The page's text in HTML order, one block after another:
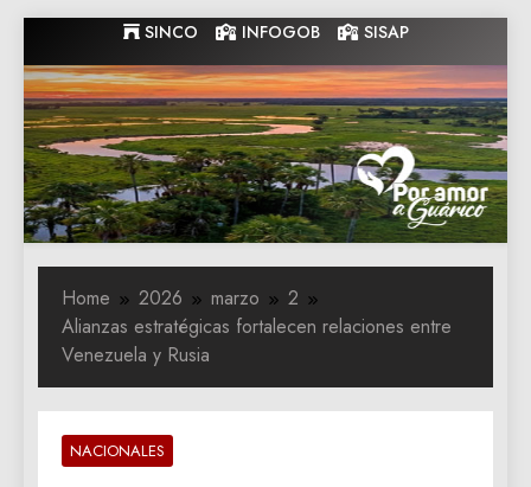
to
content
SINCO INFOGOB SISAP
Gobernacion
de Guarico
Gobernacion de Guarico
Home 2026 marzo
2
Alianzas estratégicas fortalecen relaciones entre
Venezuela y Rusia
NACIONALES